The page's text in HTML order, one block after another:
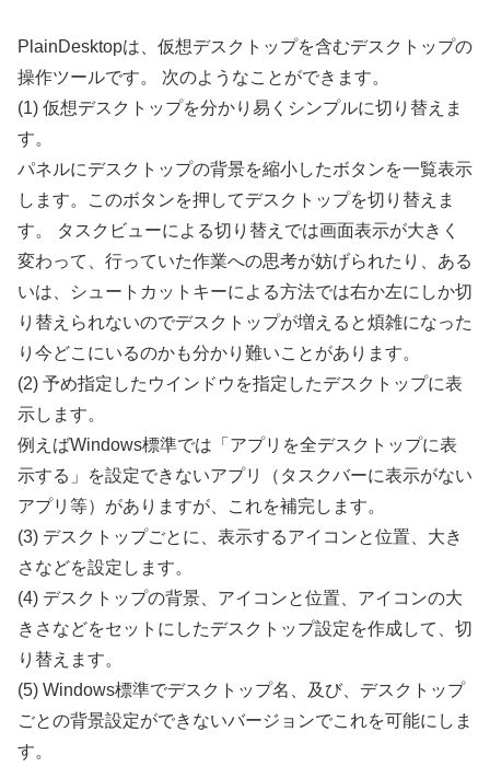
PlainDesktopは、仮想デスクトップを含むデスクトップの
操作ツールです。 次のようなことができます。
(1) 仮想デスクトップを分かり易くシンプルに切り替えま
す。
パネルにデスクトップの背景を縮小したボタンを一覧表示
します。このボタンを押してデスクトップを切り替えま
す。 タスクビューによる切り替えでは画面表示が大きく
変わって、行っていた作業への思考が妨げられたり、ある
いは、シュートカットキーによる方法では右か左にしか切
り替えられないのでデスクトップが増えると煩雑になった
り今どこにいるのかも分かり難いことがあります。
(2) 予め指定したウインドウを指定したデスクトップに表
示します。
例えばWindows標準では「アプリを全デスクトップに表
示する」を設定できないアプリ（タスクバーに表示がない
アプリ等）がありますが、これを補完します。
(3) デスクトップごとに、表示するアイコンと位置、大き
さなどを設定します。
(4) デスクトップの背景、アイコンと位置、アイコンの大
きさなどをセットにしたデスクトップ設定を作成して、切
り替えます。
(5) Windows標準でデスクトップ名、及び、デスクトップ
ごとの背景設定ができないバージョンでこれを可能にしま
す。